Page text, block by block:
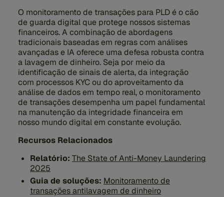
O monitoramento de transações para PLD é o cão
de guarda digital que protege nossos sistemas
financeiros. A combinação de abordagens
tradicionais baseadas em regras com análises
avançadas e IA oferece uma defesa robusta contra
a lavagem de dinheiro. Seja por meio da
identificação de sinais de alerta, da integração
com processos KYC ou do aproveitamento da
análise de dados em tempo real, o monitoramento
de transações desempenha um papel fundamental
na manutenção da integridade financeira em
nosso mundo digital em constante evolução.
Recursos Relacionados
Relatório: The State of Anti-Money Laundering
2025
Guia de soluções: Monitoramento de
transações antilavagem de dinheiro